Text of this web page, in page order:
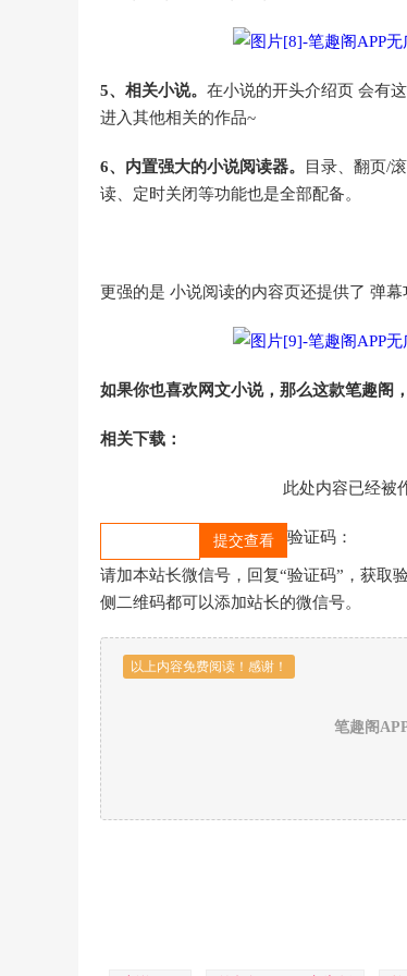
5、相关小说。 在小说的开头介绍页 会有
进入其他相关的作品~
6、内置强大的小说阅读器。
目录、翻页/
读、定时关闭等功能也是全部配备。
更强的是 小说阅读的内容页还提供了 弹
如果你也喜欢网文小说，那么这款笔趣阁
相关下载：
此处内容已经被
验证码：
请加本站长微信号，回复“验证码”，获取
侧二维码都可以添加站长的微信号。
以上内容免费阅读！感谢！
笔趣阁